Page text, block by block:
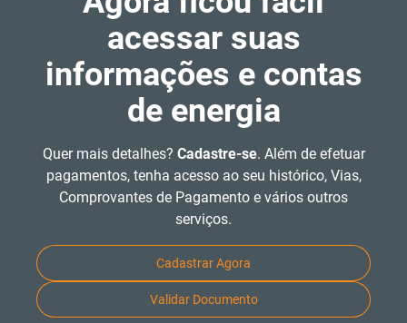
acessar suas
informações e contas
de energia
Quer mais detalhes? Cadastre-se. Além de efetuar
pagamentos, tenha acesso ao seu histórico, Vias,
Comprovantes de Pagamento e vários outros
serviços.
Cadastrar Agora
Validar Documento